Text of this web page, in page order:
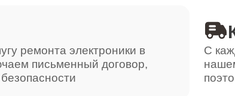
от 110
от 110
ремонта электроники в
письменный договор,
С